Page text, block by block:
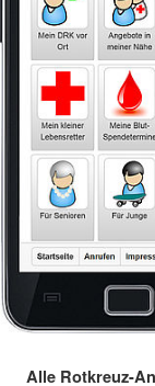
Alle Rotkreuz-